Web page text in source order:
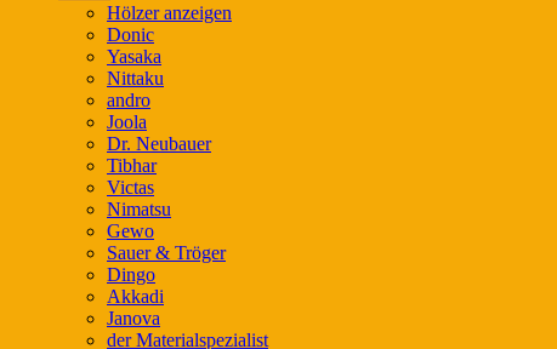
Hölzer anzeigen
Donic
Yasaka
Nittaku
andro
Joola
Dr. Neubauer
Tibhar
Victas
Nimatsu
Gewo
Sauer & Tröger
Dingo
Akkadi
Janova
der Materialspezialist